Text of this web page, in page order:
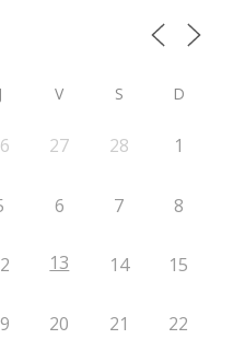
J V S D
27 28 1
6 7 8
13 14 15
20 21 22